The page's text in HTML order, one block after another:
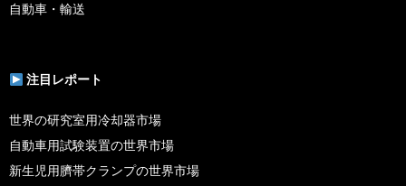
自動車・輸送
注目レポート
世界の研究室用冷却器市場
自動車用試験装置の世界市場
新生児用臍帯クランプの世界市場